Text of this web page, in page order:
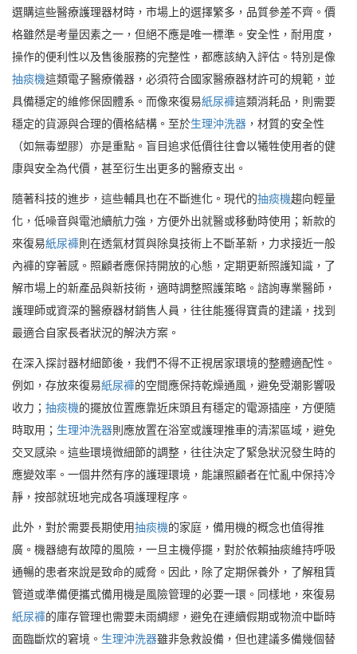
選購這些醫療護理器材時，市場上的選擇繁多，品質參差不齊。價
格雖然是考量因素之一，但絕不應是唯一標準。安全性，耐用度，
操作的便利性以及售後服務的完整性，都應該納入評估。特別是像
抽痰機這類電子醫療儀器，必須符合國家醫療器材許可的規範，並
具備穩定的維修保固體系。而像來復易紙尿褲這類消耗品，則需要
穩定的貨源與合理的價格結構。至於生理沖洗器 ，材質的安全性
（如無毒塑膠）亦是重點。盲目追求低價往往會以犧牲使用者的健
康與安全為代價，甚至衍生出更多的醫療支出。
隨著科技的進步，這些輔具也在不斷進化。現代的抽痰機趨向輕量
化，低噪音與電池續航力強，方便外出就醫或移動時使用；新款的
來復易紙尿褲則在透氣材質與除臭技術上不斷革新，力求接近一般
內褲的穿著感。照顧者應保持開放的心態，定期更新照護知識，了
解市場上的新產品與新技術，適時調整照護策略。諮詢專業醫師，
護理師或資深的醫療器材銷售人員，往往能獲得寶貴的建議，找到
最適合自家長者狀況的解決方案。
在深入探討器材細節後，我們不得不正視居家環境的整體適配性。
例如，存放來復易紙尿褲的空間應保持乾燥通風，避免受潮影響吸
收力； 抽痰機的擺放位置應靠近床頭且有穩定的電源插座，方便隨
時取用； 生理沖洗器則應放置在浴室或護理推車的清潔區域，避免
交叉感染。這些環境微細節的調整，往往決定了緊急狀況發生時的
應變效率。一個井然有序的護理環境，能讓照顧者在忙亂中保持冷
靜，按部就班地完成各項護理程序。
此外，對於需要長期使用抽痰機的家庭，備用機的概念也值得推
廣。機器總有故障的風險，一旦主機停擺，對於依賴抽痰維持呼吸
通暢的患者來說是致命的威脅。因此，除了定期保養外，了解租賃
管道或準備便攜式備用機是風險管理的必要一環。同樣地，來復易
紙尿褲的庫存管理也需要未雨綢繆，避免在連續假期或物流中斷時
面臨斷炊的窘境。 生理沖洗器雖非急救設備，但也建議多備幾個替